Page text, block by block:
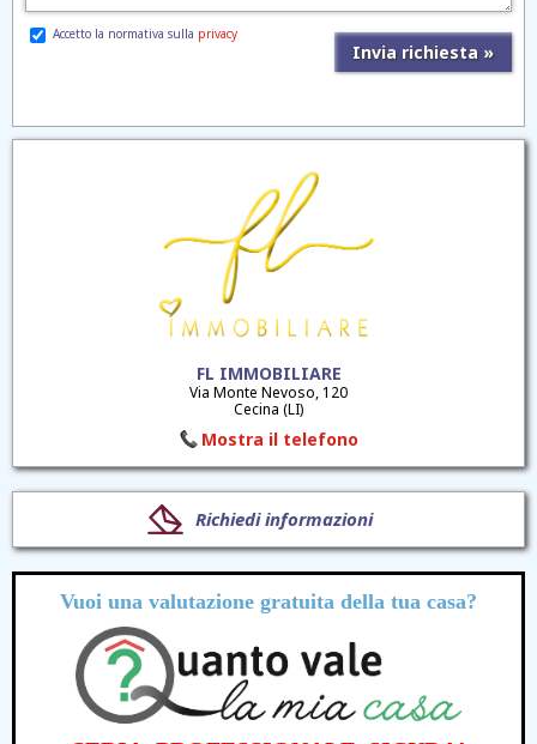
Accetto la normativa sulla privacy
FL IMMOBILIARE
Via Monte Nevoso, 120
Cecina (LI)
Mostra il telefono
Richiedi informazioni
Vuoi una valutazione gratuita della tua casa?